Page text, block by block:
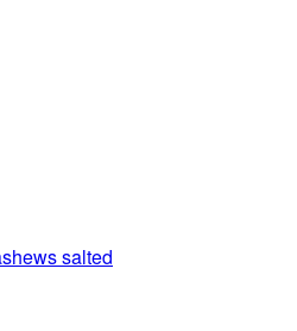
salted